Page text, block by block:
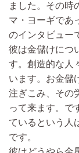
ました。その時
マ・ヨーギであ
のインタビュー
彼は金儲けにつ
す。創造的な人
います。お金儲
注ぎこみ、その
って来ます。で
ているという人
です。